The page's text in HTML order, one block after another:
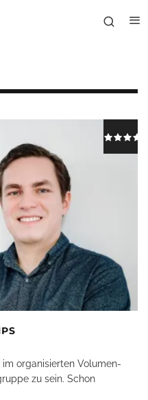
organisierten Volumen-
zu sein. Schon